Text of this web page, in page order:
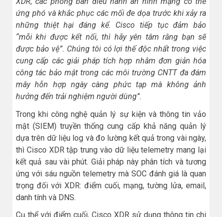
ứng phó và khắc phục các mối đe dọa trước khi xảy ra
những thiệt hại đáng kể. Cisco tiếp tục đảm bảo
“mỗi khi được kết nối,thì hãy yên tâm rằng bạnsẽ
được bảo vệ”. Chúng tôi có lợi thế độc nhất trong việc
cung cấp các giải pháp tích hợp nhằm đơn giản hóa
công tác bảo mật trong các môi trường CNTT đa đám
mây hỗn hợp ngày càng phức tạp mà không ảnh
hưởng đến trải nghiệm người dùng”.
Trong khi công nghệ quản lý sự kiện và thông tin vảo
mật (SIEM) truyền thống cung cấp khả năng quản lý
dựa trên dữ liệu log và đo lường kết quả trong vài ngày,
thì Cisco XDR tập trung vào dữ liệu telemetry mang lại
kết quả sau vài phút. Giải pháp này phân tích và tương
ứng với sáu nguồn telemetry mà SOC đánh giá là quan
trọng đối với XDR: điểm cuối, mạng, tường lửa, email,
danh tính và DNS.
Cụ thể với điểm cuối, Cisco XDR sử dụng thông tin chi